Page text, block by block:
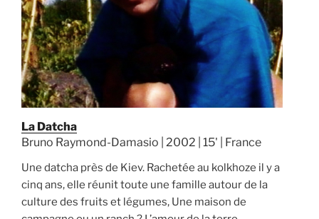
La Datcha
Bruno Raymond-Damasio | 2002 | 15' | France
Une datcha près de Kiev. Rachetée au kolkhoze il y a
cinq ans, elle réunit toute une famille autour de la
culture des fruits et légumes, Une maison de